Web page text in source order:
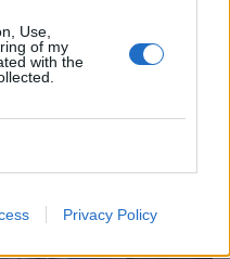
Use,
of my
with the
Privacy Policy
οι εκκλησίες του